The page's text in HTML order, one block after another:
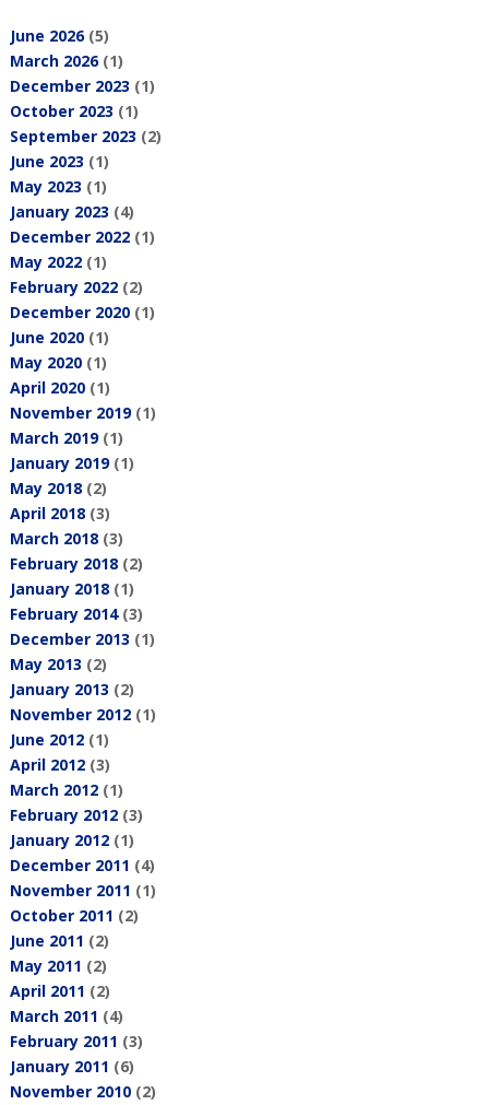
June 2026(5)
March 2026(1)
December 2023 (1)
October 2023 (1)
September 2023 (2)
June 2023 (1)
May 2023 (1)
January 2023 (4)
December 2022(1)
May 2022(1)
February 2022(2)
December 2020(1)
June 2020(1)
May 2020(1)
April 2020(1)
November 2019(1)
March 2019(1)
January 2019(1)
May 2018(2)
April 2018(3)
March 2018(3)
February 2018(2)
January 2018(1)
February 2014(3)
December 2013 (1)
May 2013 (2)
January 2013 (2)
November 2012(1)
June 2012(1)
April 2012(3)
March 2012(1)
February 2012(3)
January 2012(1)
December 2011 (4)
November 2011 (1)
October 2011 (2)
June 2011 (2)
May 2011 (2)
April 2011 (2)
March 2011 (4)
February 2011 (3)
January 2011 (6)
November 2010(2)